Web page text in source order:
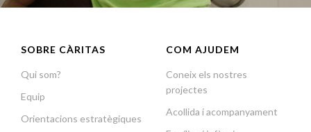
SOBRE CÀRITAS
Qui som?
Equip
Orientacions estratègiques
COM AJUDEM
Coneix els nostres
projectes
Acollida i acompanyament